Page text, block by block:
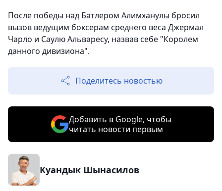
После победы над Батлером Алимханулы бросил
вызов ведущим боксерам среднего веса Джермал
Чарло и Саулю Альваресу, назвав себе "Королем
данного дивизиона".
Поделитесь новостью
Добавить в Google, чтобы
читать новости первым
Куандык Шынасилов